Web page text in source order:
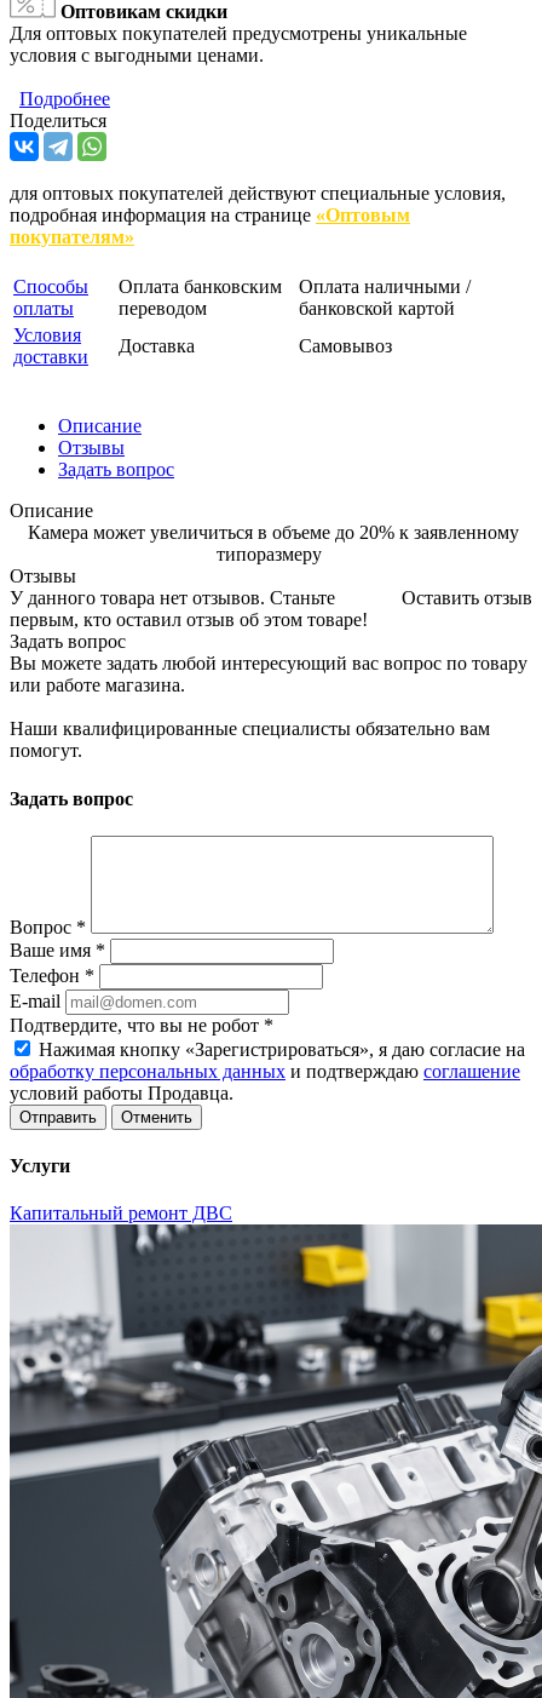
Оптовикам скидки
Для оптовых покупателей предусмотрены уникальные
условия с выгодными ценами.
Подробнее
Поделиться
для оптовых покупателей действуют специальные условия,
подробная информация на странице «Оптовым
покупателям»
Способы
оплаты
Оплата банковским
переводом
Оплата наличными /
банковской картой
Условия
доставки
Доставка Самовывоз
Описание
Отзывы
Задать вопрос
Описание
Камера может увеличиться в объеме до 20% к заявленному
типоразмеру
Отзывы
Оставить отзыв
У данного товара нет отзывов. Станьте
первым, кто оставил отзыв об этом товаре!
Задать вопрос
Вы можете задать любой интересующий вас вопрос по товару
или работе магазина.
Наши квалифицированные специалисты обязательно вам
помогут.
Задать вопрос
Вопрос *
Ваше имя *
Телефон *
E-mail
Подтвердите, что вы не робот *
Нажимая кнопку «Зарегистрироваться», я даю согласие на
обработку персональных данных и подтверждаю соглашение
условий работы Продавца.
Отменить
Услуги
Капитальный ремонт ДВС